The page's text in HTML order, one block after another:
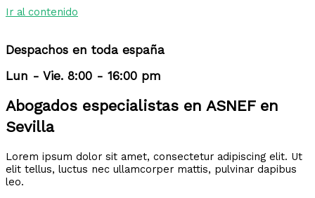
Ir al contenido
Despachos en toda españa
Lun - Vie. 8:00 - 16:00 pm
Abogados especialistas en ASNEF en
Sevilla
Lorem ipsum dolor sit amet, consectetur adipiscing elit. Ut
elit tellus, luctus nec ullamcorper mattis, pulvinar dapibus
leo.